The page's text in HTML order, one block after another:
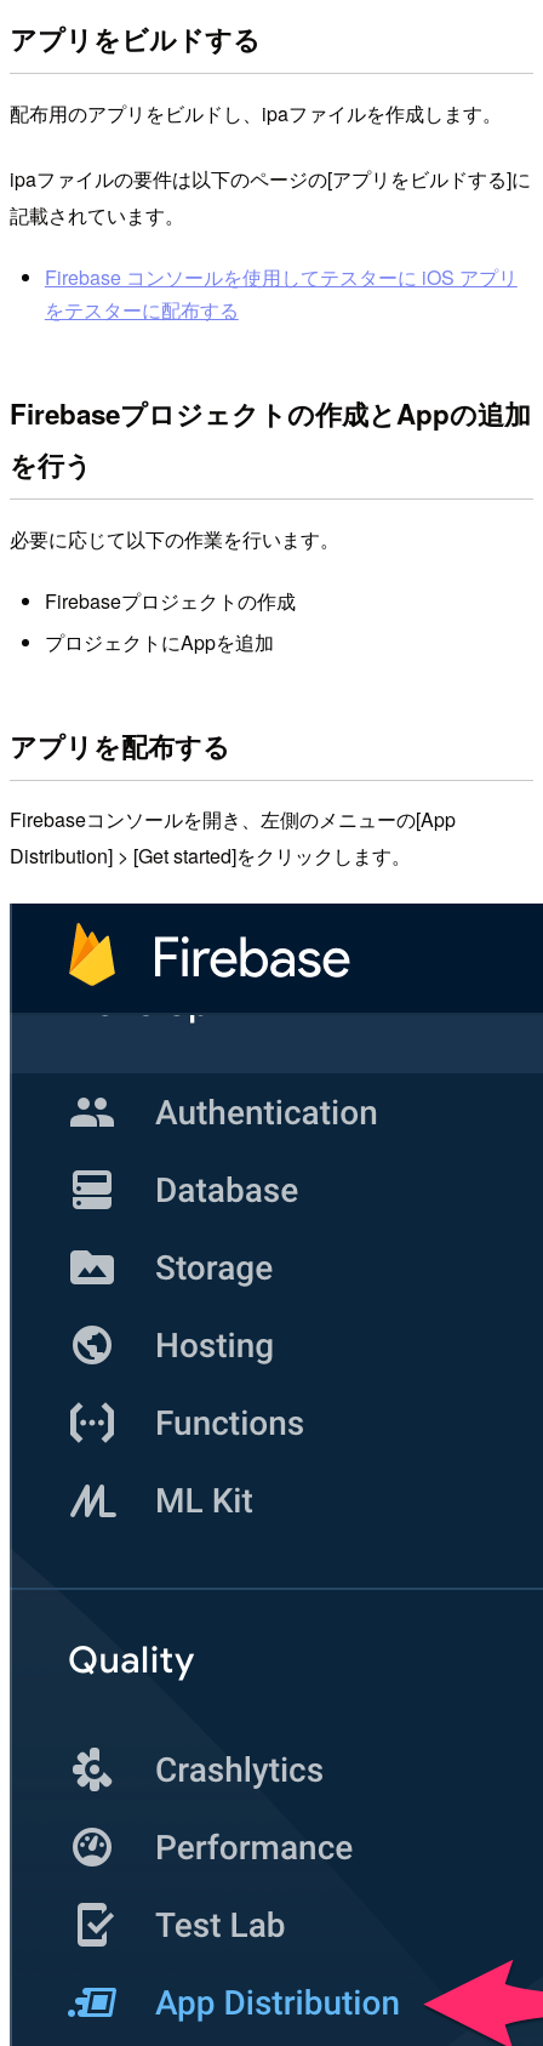
アプリをビルドする
配布用のアプリをビルドし、ipaファイルを作成します。
ipaファイルの要件は以下のページの[アプリをビルドする]に
記載されています。
Firebase コンソールを使用してテスターに iOS アプリ
をテスターに配布する
Firebaseプロジェクトの作成とAppの追加
を行う
必要に応じて以下の作業を行います。
Firebaseプロジェクトの作成
プロジェクトにAppを追加
アプリを配布する
Firebaseコンソールを開き、左側のメニューの[App
Distribution] > [Get started]をクリックします。